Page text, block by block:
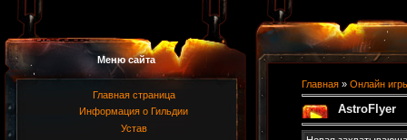
Меню сайта
Главная страница
Информация о Гильдии
Устав
Главная » Онлайн
AstroFlyer